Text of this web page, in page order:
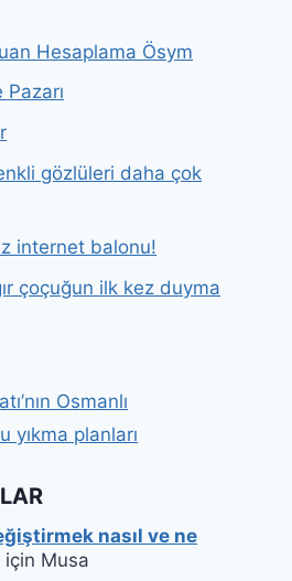
Hesaplama Ösym
gözlüleri daha çok
internet balonu!
çoçuğun ilk kez duyma
Osmanlı
yıkma planları
nasıl ve ne
için Musa